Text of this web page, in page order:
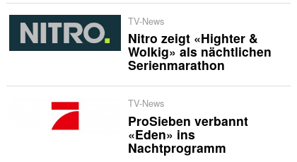
TV-News
Nitro zeigt «Highter &
Wolkig» als nächtlichen
Serienmarathon
TV-News
ProSieben verbannt
«Eden» ins
Nachtprogramm